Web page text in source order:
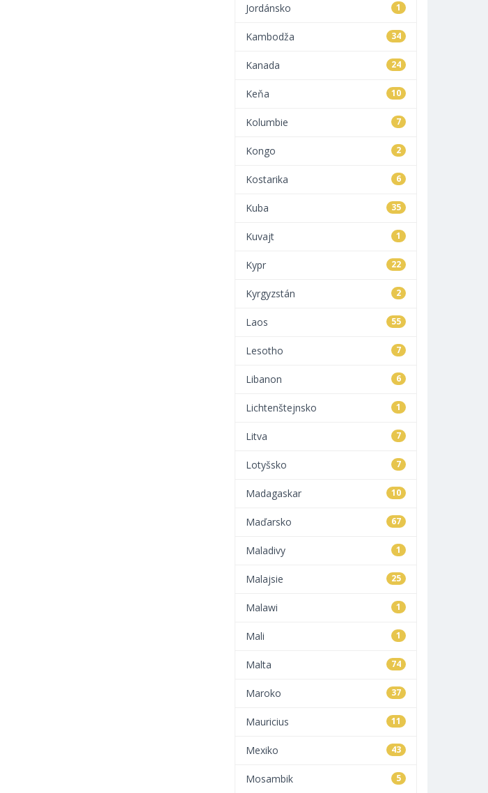
1
Jordánsko
34
Kambodža
24
Kanada
10
Keňa
7
Kolumbie
2
Kongo
6
Kostarika
35
Kuba
1
Kuvajt
22
Kypr
2
Kyrgyzstán
55
Laos
7
Lesotho
6
Libanon
1
Lichtenštejnsko
7
Litva
7
Lotyšsko
10
Madagaskar
67
Maďarsko
1
Maladivy
25
Malajsie
1
Malawi
1
Mali
74
Malta
37
Maroko
11
Mauricius
43
Mexiko
5
Mosambik